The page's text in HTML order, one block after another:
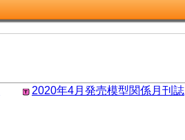
2020年4月発売模型関係月刊誌